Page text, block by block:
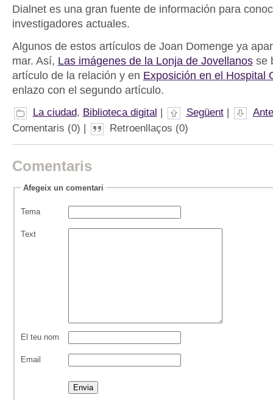
Dialnet es una gran fuente de información para
investigadores actuales.
Algunos de estos artículos de Joan Domenge ya
mar. Así, Las imágenes de la Lonja de Jovellanosse
artículo de la relación y en Exposición en el Hospital
enlazo con el segundo artículo.
La ciudad, Biblioteca digital Següent|
Comentaris (0) |
Retroenllaços (0)
Comentaris
Afegeix un comentari
Tema
Text
El teu nom
Email